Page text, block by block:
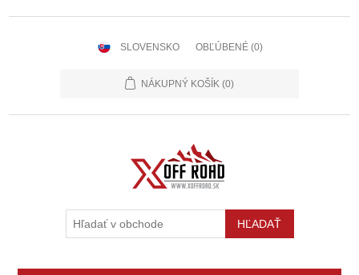
SLOVENSKO OBĽÚBENÉ (0)
NÁKUPNÝ KOŠÍK (0)